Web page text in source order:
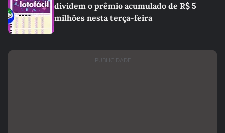
dividem o prêmio acumulado de R$ 5
milhões nesta terça-feira
PUBLICIDADE